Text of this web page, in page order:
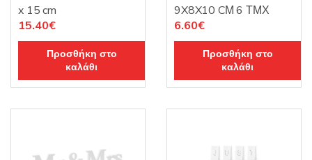
x 15 cm
15.40€
Προσθήκη στο
καλάθι
9X8X10 CΜ 6 ΤΜΧ
6.60€
Προσθήκη στο
καλάθι